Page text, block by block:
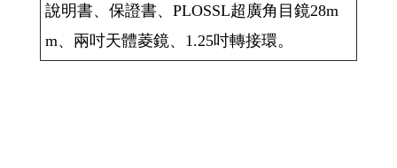
說明書、保證書、PLOSSL超廣角目鏡28m
m、兩吋天體菱鏡、1.25吋轉接環。